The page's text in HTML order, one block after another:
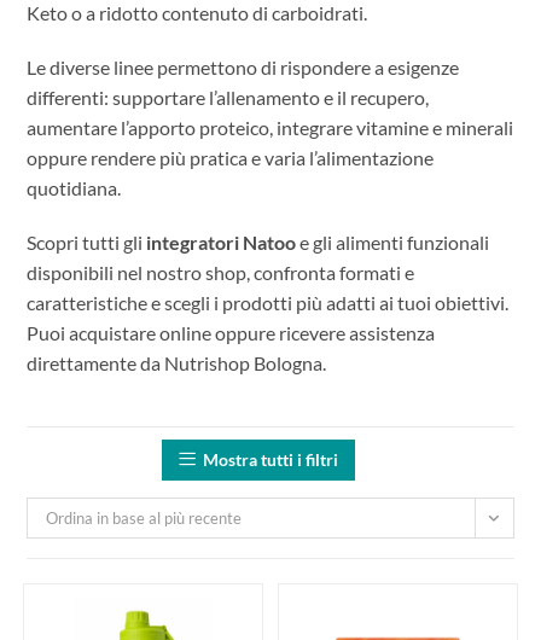
Keto o a ridotto contenuto di carboidrati.
Le diverse linee permettono di rispondere a esigenze
differenti: supportare l’allenamento e il recupero,
aumentare l’apporto proteico, integrare vitamine e minerali
oppure rendere più pratica e varia l’alimentazione
quotidiana.
Scopri tutti gli integratori Natooe gli alimenti funzionali
disponibili nel nostro shop, confronta formati e
caratteristiche e scegli i prodotti più adatti ai tuoi obiettivi.
Puoi acquistare online oppure ricevere assistenza
direttamente da Nutrishop Bologna.
Mostra tutti i filtri
Ordina in base al più recente